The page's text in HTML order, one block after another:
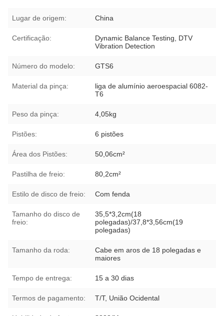
Lugar de origem: China
Certificação:
Dynamic Balance Testing, DTV
Vibration Detection
Número do modelo: GTS6
Material da pinça:
liga de alumínio aeroespacial 6082-
T6
Peso da pinça: 4,05kg
Pistões: 6 pistões
Área dos Pistões: 50,06cm²
Pastilha de freio: 80,2cm²
Estilo de disco de freio: Com fenda
Tamanho do disco de
freio:
35,5*3,2cm(18
polegadas)/37,8*3,56cm(19
polegadas)
Tamanho da roda:
Cabe em aros de 18 polegadas e
maiores
Tempo de entrega: 15 a 30 dias
Termos de pagamento: T/T, União Ocidental